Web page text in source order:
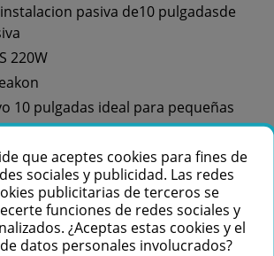
pasiva de10 pulgadasde
220W
10 pulgadas ideal para pequeñas
podemos ayudar
+34 976 36 61 60
que aceptes cookies para fines de
sociales y publicidad. Las redes
publicitarias de terceros se
funciones de redes sociales y
¿Aceptas estas cookies y el
datos personales involucrados?